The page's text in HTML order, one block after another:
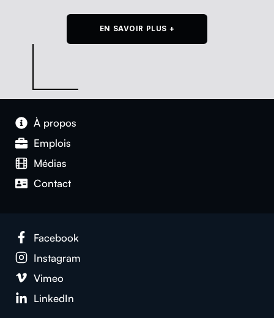
EN SAVOIR PLUS +
À pro­pos
Emplois
Médias
Con­tact
Face­book
Insta­gram
Vimeo
LinkedIn